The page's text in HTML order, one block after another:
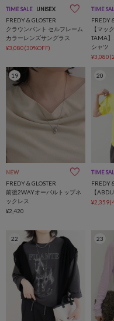
TIME SALE UNISEX
FREDY & GLOSTER
クラウンパント セルフレーム
カラーレンズサングラス
¥3,080(30%OFF)
TIME
FREDY
【マッ
TAMA
シャツ
19
NEW
FREDY & GLOSTER
前後2WAYオーバルトップネ
ックレス
¥2,420
20
TIME
FREDY
【
22 23